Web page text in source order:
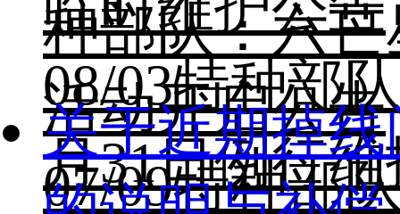
08/03特种部
月31日例行
种部队：六
活动开启公告
07/09特种部
关于近期掉